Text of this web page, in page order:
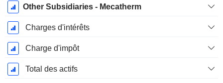
Other Subsidiaries - Mecatherm
Charges d'intérêts
Charge d'impôt
Total des actifs